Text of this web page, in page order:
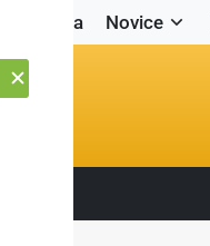
Naslovnica Novice